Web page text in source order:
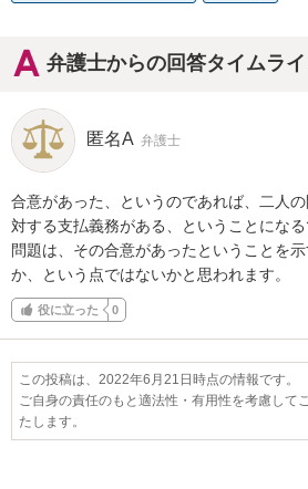
弁護士からの回答タイムラ
匿名A 弁護士
合意があった、というのであれば、二人
対する支払義務がある、ということになる
問題は、その合意があったということを
か、という点ではないかと思われます。
役に立った 0
この投稿は、2022年6月21日時点の情報です。
ご自身の責任のもと適法性・有用性を考慮して
たします。